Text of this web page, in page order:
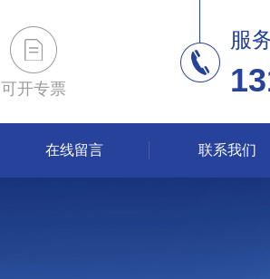
可开专票
服
在线留言 联系我们